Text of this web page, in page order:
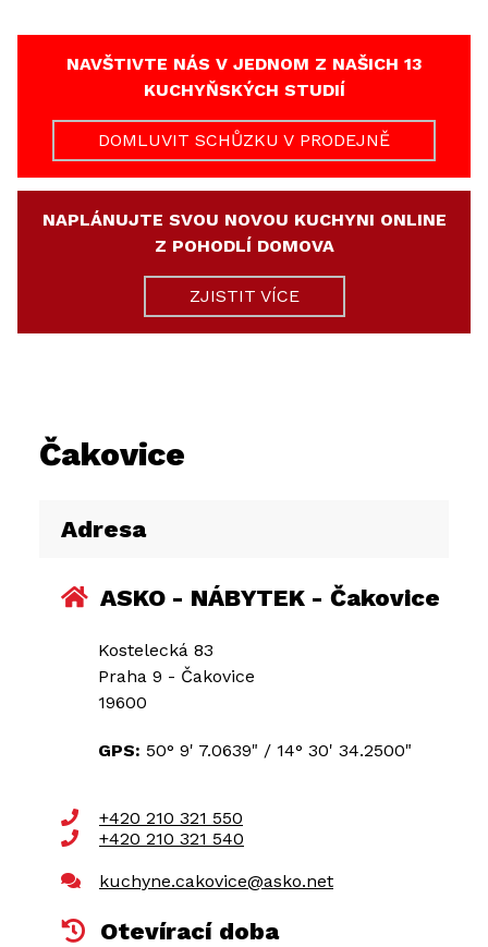
NAVŠTIVTE NÁS V JEDNOM Z NAŠICH 13
KUCHYŇSKÝCH STUDIÍ
DOMLUVIT SCHŮZKU V PRODEJNĚ
NAPLÁNUJTE SVOU NOVOU KUCHYNI ONLINE
Z POHODLÍ DOMOVA
ZJISTIT VÍCE
Čakovice
Adresa
ASKO - NÁBYTEK - Čakovice
Kostelecká 83
Praha 9 - Čakovice
19600
GPS: 50° 9' 7.0639" / 14° 30' 34.2500"
+420 210 321 550
+420 210 321 540
kuchyne.cakovice@asko.net
Otevírací doba